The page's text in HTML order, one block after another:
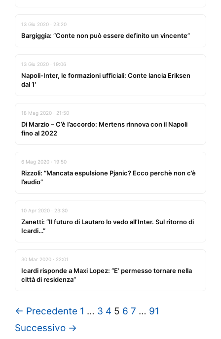
13 Giu 2020 · 23:20
Bargiggia: “Conte non può essere definito un vincente”
13 Giu 2020 · 19:06
Napoli-Inter, le formazioni ufficiali: Conte lancia Eriksen
dal 1′
18 Mag 2020 · 21:50
Di Marzio – C’è l’accordo: Mertens rinnova con il Napoli
fino al 2022
6 Mag 2020 · 19:50
Rizzoli: “Mancata espulsione Pjanic? Ecco perchè non c’è
l’audio”
10 Apr 2020 · 23:30
Zanetti: “Il futuro di Lautaro lo vedo all’Inter. Sul ritorno di
Icardi…”
30 Mar 2020 · 22:01
Icardi risponde a Maxi Lopez: “E’ permesso tornare nella
città di residenza”
← Precedente 1 … 3 4 5 6 7 … 91
Successivo →